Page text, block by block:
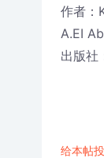
作者：
A.EI
出版社
给本帖